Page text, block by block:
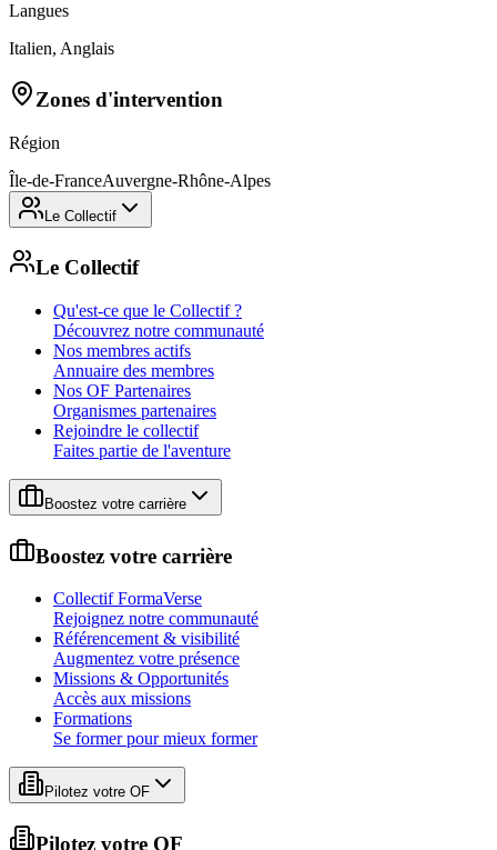
Langues
Italien, Anglais
Zones d'intervention
Région
Île-de-FranceAuvergne-Rhône-Alpes
Le Collectif
Le Collectif
Qu'est-ce que le Collectif ?
Découvrez notre communauté
Nos membres actifs
Annuaire des membres
Nos OF Partenaires
Organismes partenaires
Rejoindre le collectif
Faites partie de l'aventure
Boostez votre carrière
Boostez votre carrière
Collectif FormaVerse
Rejoignez notre communauté
Référencement & visibilité
Augmentez votre présence
Missions & Opportunités
Accès aux missions
Formations
Se former pour mieux former
Pilotez votre OF
Pilotez votre OF